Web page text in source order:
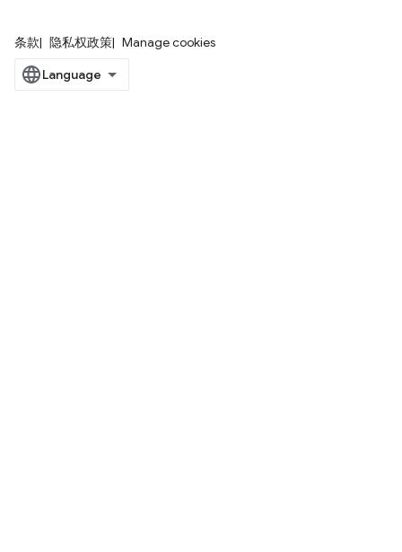
条款 隐私权政策 Manage cookies